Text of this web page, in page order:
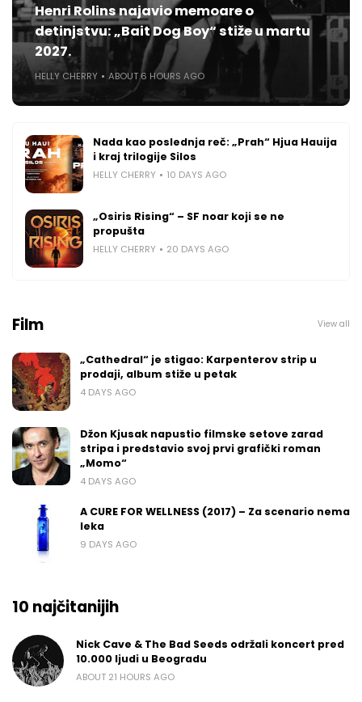
Henri Rolins najavio memoare o
detinjstvu: „Bait Dog Boy“ stiže u martu
2027.
HELLY CHERRY ABOUT 6 HOURS AGO
Nada kao poslednja reč: „Prah“ Hjua Hauija
i kraj trilogije Silos
HELLY CHERRY 10 DAYS AGO
„Osiris Rising“ – SF noar koji se ne
propušta
HELLY CHERRY 20 DAYS AGO
Film View all
„Cathedral“ je stigao: Karpenterov strip u
prodaji, album stiže u petak
4 DAYS AGO
Džon Kjusak napustio filmske setove zarad
stripa i predstavio svoj prvi grafički roman
„Momo“
4 DAYS AGO
A CURE FOR WELLNESS (2017) – Za scenario nema
leka
9 DAYS AGO
10 najčitanijih
Nick Cave & The Bad Seeds održali koncert pred
10.000 ljudi u Beogradu
ABOUT 21 HOURS AGO